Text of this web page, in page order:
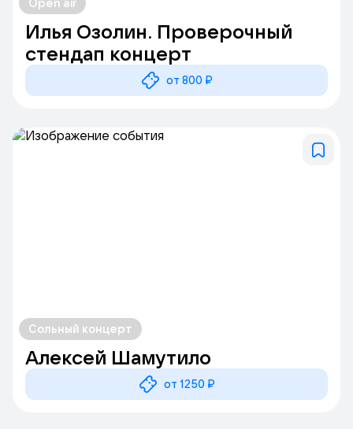
Open air
Илья Озолин. Проверочный
стендап концерт
от 800 ₽
Сольный концерт
Алексей Шамутило
от 1250 ₽